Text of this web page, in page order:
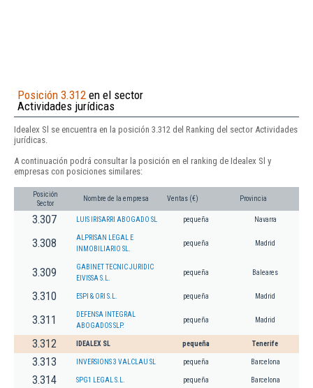
Posición 3.312 en el sector
Actividades jurídicas
Idealex Sl se encuentra en la posición 3.312 del Ranking del sector Actividades
jurídicas.
A continuación podrá consultar la posición en el ranking de Idealex Sl y
empresas con posiciones similares:
Posición
Sector
Nombre de la empresa Ventas (€) Provincia
3.307 LUIS IRISARRI ABOGADO SL pequeña Navarra
3.308
ALPRISAN LEGAL E
INMOBILIARIO SL.
pequeña Madrid
3.309
GABINET TECNIC JURIDIC
EIVISSA S.L.
pequeña Baleares
3.310 ESPI & ORI S.L. pequeña Madrid
3.311
DEFENSA INTEGRAL
ABOGADOS SLP.
pequeña Madrid
3.312 IDEALEX SL pequeña Tenerife
3.313 INVERSIONS 3 VALCLAU SL pequeña Barcelona
3.314 SPG1 LEGAL S.L. pequeña Barcelona